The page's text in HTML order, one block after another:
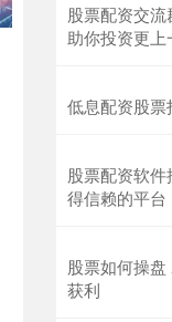
股票配资交流
助你投资更上
低息配资股票
股票配资软
得信赖的平台
股票如何操
获利